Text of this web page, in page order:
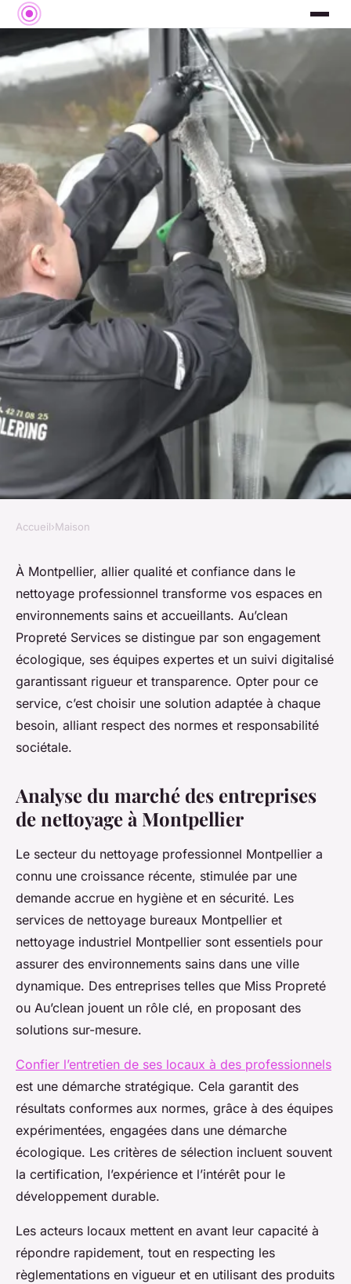
Entreprise de nettoyage
montpellier : qualité et
confiance assurées
Gabriel•10 octobre 2025•5 min de lecture
Accueil›Maison
À Montpellier, allier qualité et confiance dans le
nettoyage professionnel transforme vos espaces en
environnements sains et accueillants. Au’clean
Propreté Services se distingue par son engagement
écologique, ses équipes expertes et un suivi digitalisé
garantissant rigueur et transparence. Opter pour ce
service, c’est choisir une solution adaptée à chaque
besoin, alliant respect des normes et responsabilité
sociétale.
Analyse du marché des entreprises
de nettoyage à Montpellier
Le secteur du nettoyage professionnel Montpellier a
connu une croissance récente, stimulée par une
demande accrue en hygiène et en sécurité. Les
services de nettoyage bureaux Montpellier et
nettoyage industriel Montpellier sont essentiels pour
assurer des environnements sains dans une ville
dynamique. Des entreprises telles que Miss Propreté
ou Au’clean jouent un rôle clé, en proposant des
solutions sur-mesure.
Confier l’entretien de ses locaux à des professionnels
est une démarche stratégique. Cela garantit des
résultats conformes aux normes, grâce à des équipes
expérimentées, engagées dans une démarche
écologique. Les critères de sélection incluent souvent
la certification, l’expérience et l’intérêt pour le
développement durable.
Les acteurs locaux mettent en avant leur capacité à
répondre rapidement, tout en respecting les
règlementations en vigueur et en utilisant des produits